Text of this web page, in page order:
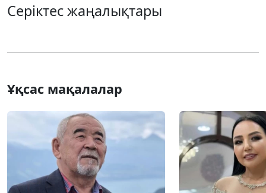
Серіктес жаңалықтары
Ұқсас мақалалар